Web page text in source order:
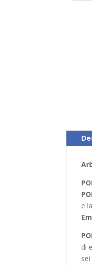
e
di